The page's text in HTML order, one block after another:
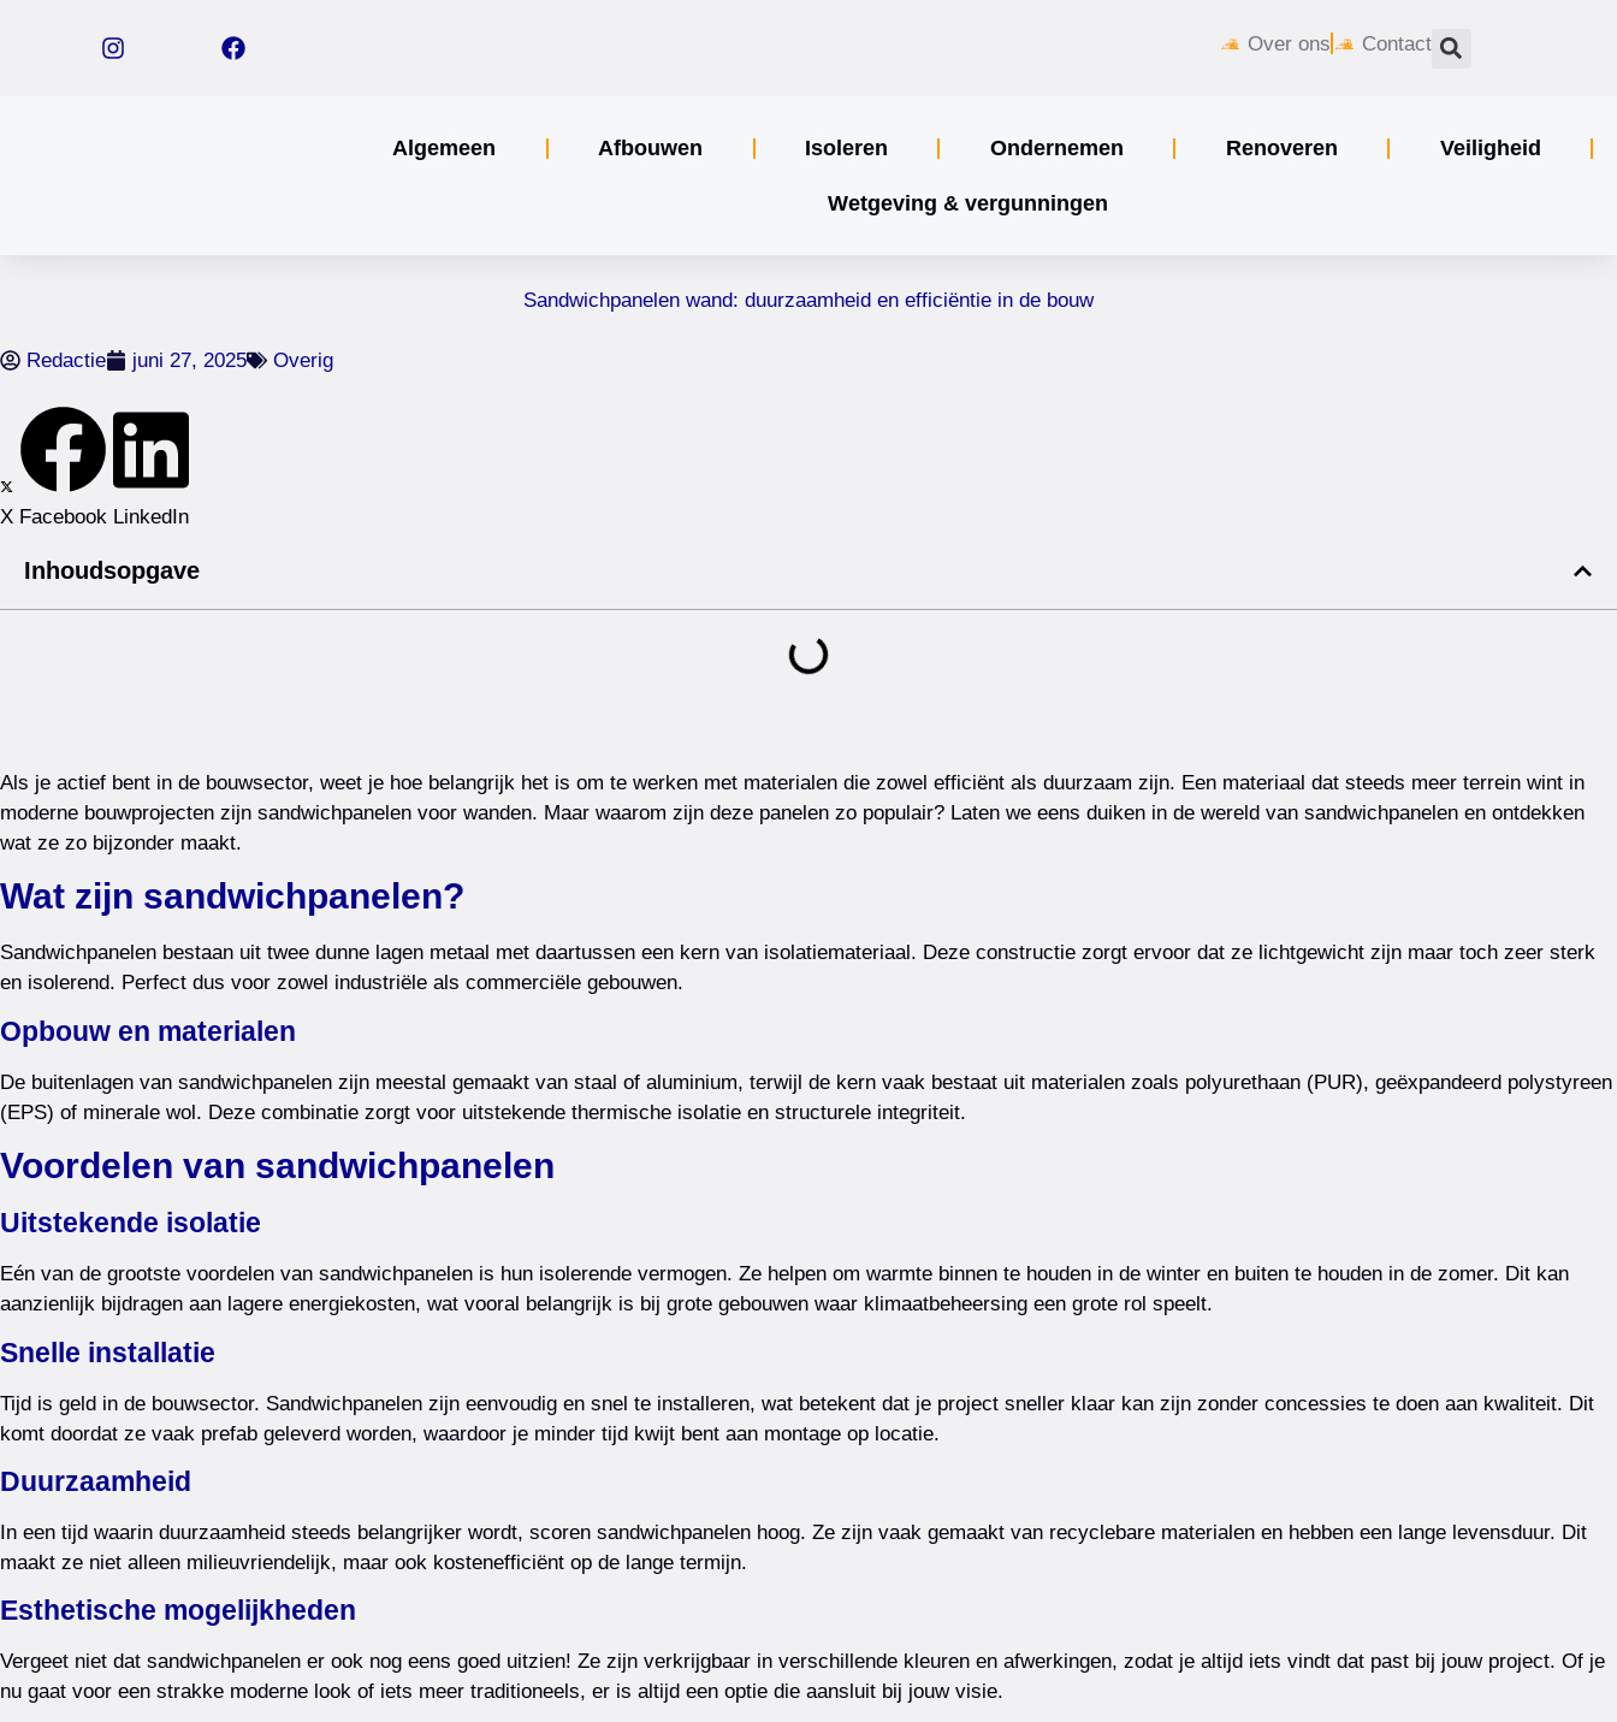
Over ons Contact
Algemeen Afbouwen Isoleren Ondernemen Renoveren Veiligheid
Wetgeving & vergunningen
Sandwichpanelen wand: duurzaamheid en efficiëntie in de bouw
Redactie juni 27, 2025 Overig
X Facebook LinkedIn
Inhoudsopgave
Als je actief bent in de bouwsector, weet je hoe belangrijk het is om te werken met materialen die zowel efficiënt als duurzaam zijn. Een materiaal dat steeds meer terrein wint in
moderne bouwprojecten zijn sandwichpanelen voor wanden. Maar waarom zijn deze panelen zo populair? Laten we eens duiken in de wereld van sandwichpanelen en ontdekken
wat ze zo bijzonder maakt.
Wat zijn sandwichpanelen?
Sandwichpanelen bestaan uit twee dunne lagen metaal met daartussen een kern van isolatiemateriaal. Deze constructie zorgt ervoor dat ze lichtgewicht zijn maar toch zeer sterk
en isolerend. Perfect dus voor zowel industriële als commerciële gebouwen.
Opbouw en materialen
De buitenlagen van sandwichpanelen zijn meestal gemaakt van staal of aluminium, terwijl de kern vaak bestaat uit materialen zoals polyurethaan (PUR), geëxpandeerd polystyreen
(EPS) of minerale wol. Deze combinatie zorgt voor uitstekende thermische isolatie en structurele integriteit.
Voordelen van sandwichpanelen
Uitstekende isolatie
Eén van de grootste voordelen van sandwichpanelen is hun isolerende vermogen. Ze helpen om warmte binnen te houden in de winter en buiten te houden in de zomer. Dit kan
aanzienlijk bijdragen aan lagere energiekosten, wat vooral belangrijk is bij grote gebouwen waar klimaatbeheersing een grote rol speelt.
Snelle installatie
Tijd is geld in de bouwsector. Sandwichpanelen zijn eenvoudig en snel te installeren, wat betekent dat je project sneller klaar kan zijn zonder concessies te doen aan kwaliteit. Dit
komt doordat ze vaak prefab geleverd worden, waardoor je minder tijd kwijt bent aan montage op locatie.
Duurzaamheid
In een tijd waarin duurzaamheid steeds belangrijker wordt, scoren sandwichpanelen hoog. Ze zijn vaak gemaakt van recyclebare materialen en hebben een lange levensduur. Dit
maakt ze niet alleen milieuvriendelijk, maar ook kostenefficiënt op de lange termijn.
Esthetische mogelijkheden
Vergeet niet dat sandwichpanelen er ook nog eens goed uitzien! Ze zijn verkrijgbaar in verschillende kleuren en afwerkingen, zodat je altijd iets vindt dat past bij jouw project. Of je
nu gaat voor een strakke moderne look of iets meer traditioneels, er is altijd een optie die aansluit bij jouw visie.